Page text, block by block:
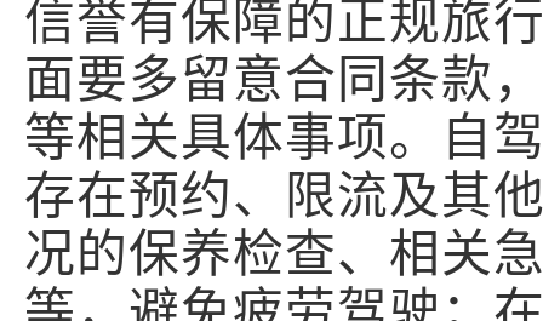
信誉有保障的正规旅
面要多留意合同条款
等相关具体事项。自
存在预约、限流及其
况的保养检查、相关